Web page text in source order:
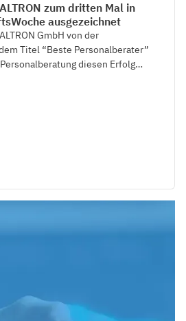
zum dritten Mal in
ausgezeichnet
GmbH von der
Titel “Beste Personalberater”
diesen Erfolg